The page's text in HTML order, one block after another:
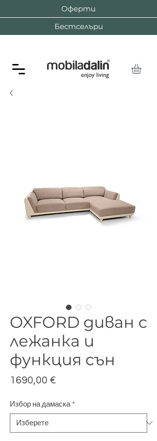
Оферти
Бестселъри
OXFORD диван с
лежанка и
функция сън
1690,00 €
Избор на дамаска *